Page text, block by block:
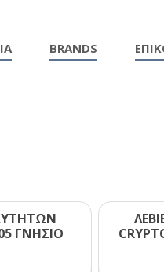
BRANDS
ΓΝΗΣΙΟ